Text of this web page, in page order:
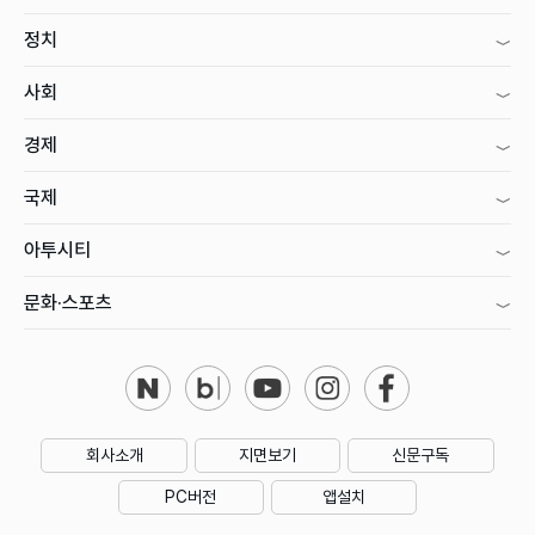
정치
사회
경제
국제
아투시티
문화·스포츠
회사소개 지면보기 신문구독
PC버전 앱설치